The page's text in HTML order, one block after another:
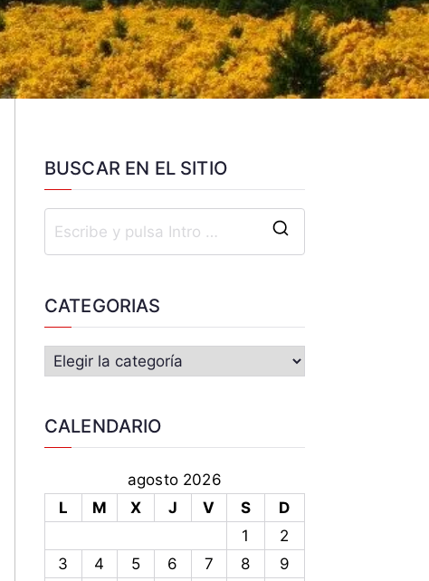
BUSCAR EN EL SITIO
CATEGORIAS
CALENDARIO
agosto 2026
L
M X J V S
D
1
2
3
4 5 6 7 8
9